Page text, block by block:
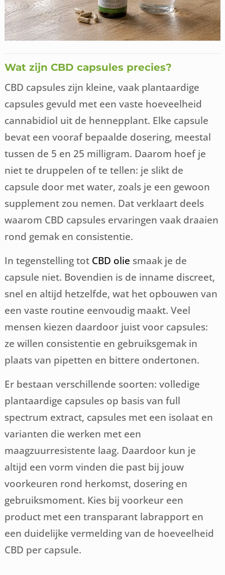
Wat zijn CBD capsules precies?
CBD capsules zijn kleine, vaak plantaardige
capsules gevuld met een vaste hoeveelheid
cannabidiol uit de hennepplant. Elke capsule
bevat een vooraf bepaalde dosering, meestal
tussen de 5 en 25 milligram. Daarom hoef je
niet te druppelen of te tellen: je slikt de
capsule door met water, zoals je een gewoon
supplement zou nemen. Dat verklaart deels
waarom CBD capsules ervaringen vaak draaien
rond gemak en consistentie.
In tegenstelling tot CBD olie smaak je de
capsule niet. Bovendien is de inname discreet,
snel en altijd hetzelfde, wat het opbouwen van
een vaste routine eenvoudig maakt. Veel
mensen kiezen daardoor juist voor capsules:
ze willen consistentie en gebruiksgemak in
plaats van pipetten en bittere ondertonen.
Er bestaan verschillende soorten: volledige
plantaardige capsules op basis van full
spectrum extract, capsules met een isolaat en
varianten die werken met een
maagzuurresistente laag. Daardoor kun je
altijd een vorm vinden die past bij jouw
voorkeuren rond herkomst, dosering en
gebruiksmoment. Kies bij voorkeur een
product met een transparant labrapport en
een duidelijke vermelding van de hoeveelheid
CBD per capsule.